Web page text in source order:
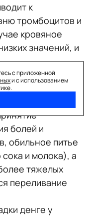
к
тромбоцитов и
кровяное
значений, и
и доступна во
только
Терапия
болей и
обильное питье
и молока), а
тяжелых
переливание
денге у
с приложенной
и с использованием